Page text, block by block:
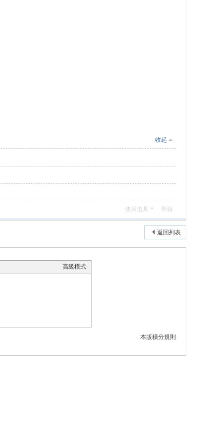
收起
使用道具 舉報
返回列表
高級模式
本版積分規則